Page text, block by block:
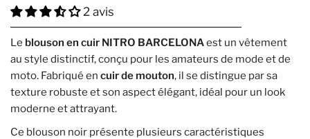
2 avis
Le blouson en cuir NITRO BARCELONAest un vêtement
au style distinctif, conçu pour les amateurs de mode et de
moto. Fabriqué encuir de mouton, il se distingue par sa
texture robuste et son aspect élégant, idéal pour un look
moderne et attrayant.
Ce blouson noir présente plusieurs caractéristiques